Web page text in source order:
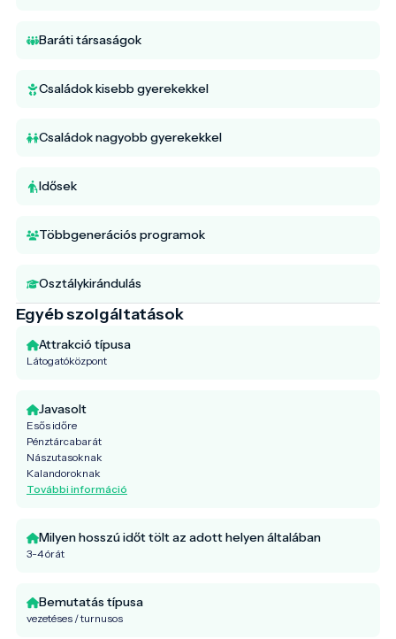
Baráti társaságok
Családok kisebb gyerekekkel
Családok nagyobb gyerekekkel
Idősek
Többgenerációs programok
Osztálykirándulás
Egyéb szolgáltatások
Attrakció típusa
Látogatóközpont
Javasolt
Esős időre
Pénztárcabarát
Nászutasoknak
Kalandoroknak
További információ
Milyen hosszú időt tölt az adott helyen általában
3-4 órát
Bemutatás típusa
vezetéses / turnusos